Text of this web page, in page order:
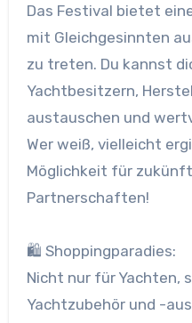
Das Festival bietet
mit Gleichgesinnten
zu treten. Du kannst
Yachtbesitzern,
austauschen und
Wer weiß, vielleicht
Möglichkeit für
Partnerschaften!
🛍️ Shoppingparadies:
Nicht nur für Yachten,
Yachtzubehör und -